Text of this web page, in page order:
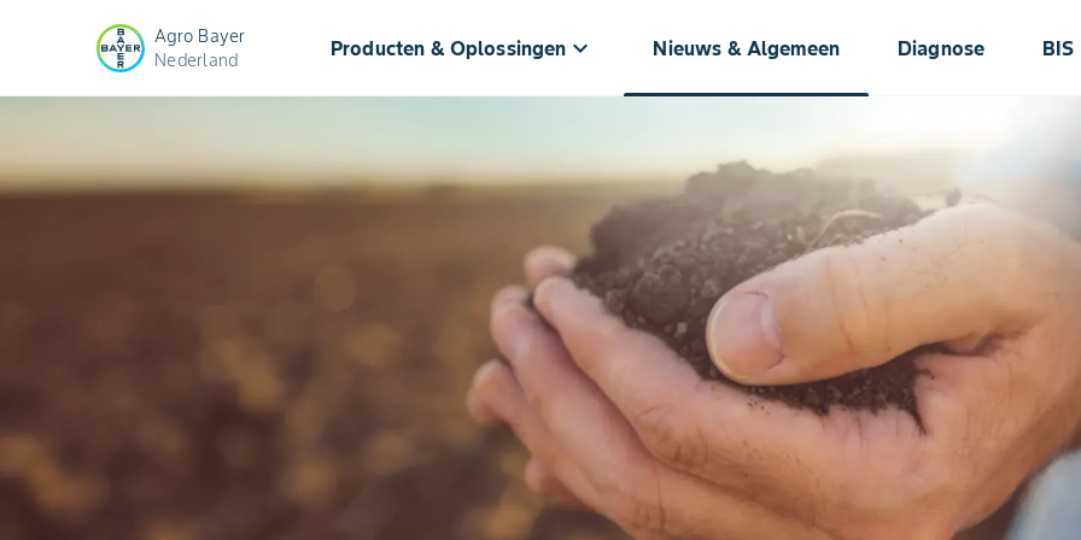
Agro Bayer
Nederland
Producten & Oplossingen keyboard_arrow_down Nieuws & Algemeen Diagnose BIS